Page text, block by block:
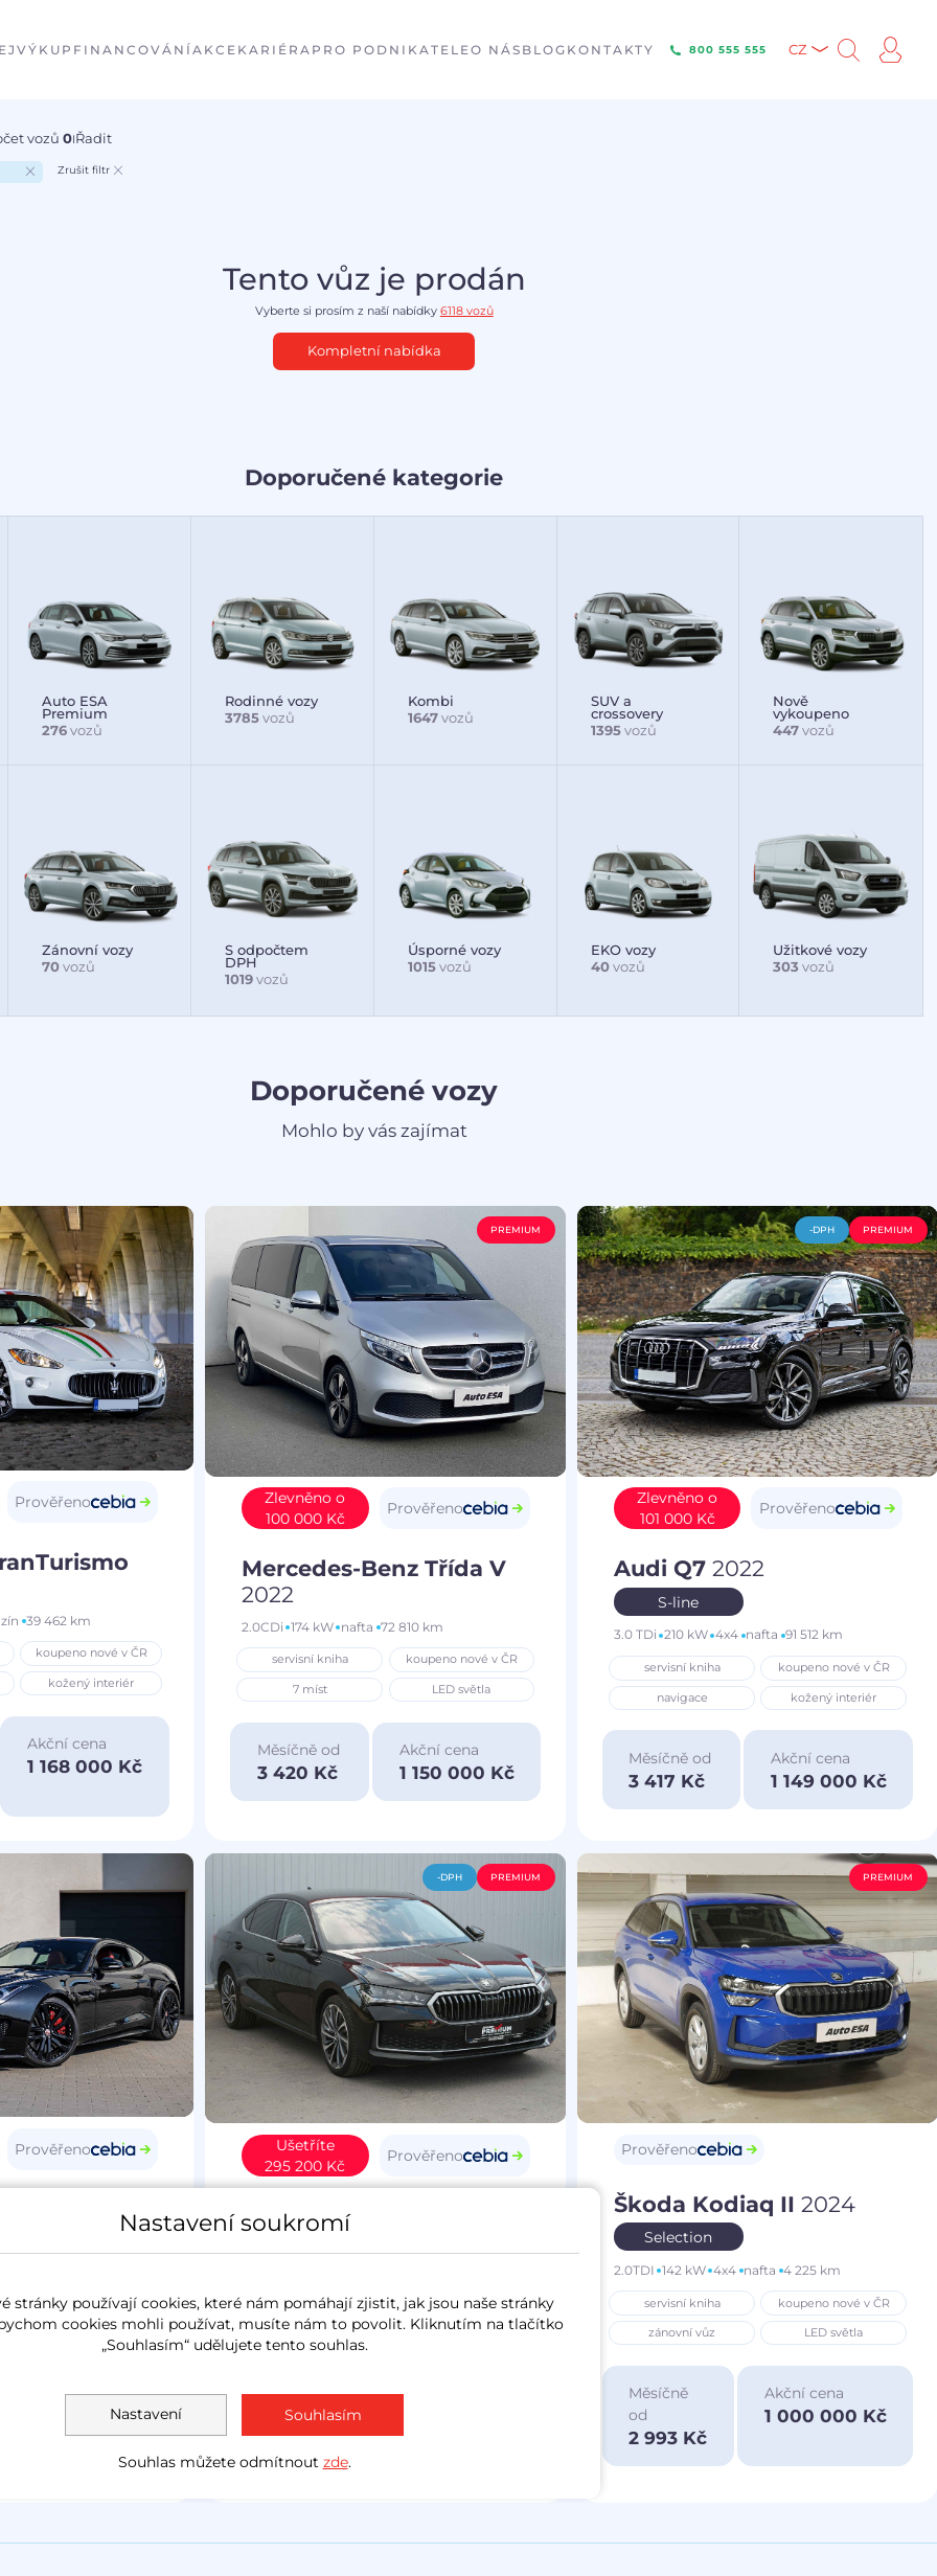
VÝKUP FINANCOVÁNÍAKCE KARIÉRA PRO PODNIKATELE O NÁS BLOG KONTAKTY 800 555 555 CZ
vozů 0IŘadit
Zrušit filtr
Tento vůz je prodán
Vyberte si prosím z naší nabídky 6118 vozů
Kompletní nabídka
Doporučené kategorie
Auto ESA
Premium
276 vozů
Rodinné vozy
3785 vozů
Kombi
1647vozů
SUV a
crossovery
1395vozů
Nově
vykoupeno
447 vozů
Zánovní vozy
70 vozů
S odpočtem
DPH
1019 vozů
Úsporné vozy
1015vozů
EKO vozy
40vozů
Užitkové vozy
303 vozů
Doporučené vozy
Mohlo by vás zajímat
Prověřeno
39 462 km
koupeno nové v ČR
kožený interiér
Akční cena
1 168 000 Kč
PREMIUM
Zlevněno o
100 000 Kč
Prověřeno
Mercedes-Benz Třída V
2022
2.0CDi 174 kW nafta 72 810 km
servisní kniha koupeno nové v ČR
7 míst LED světla
Měsíčně od
3 420 Kč
Akční cena
1 150 000 Kč
-DPH PREMIUM
Zlevněno o
101 000 Kč
Prověřeno
Audi Q7 2022
S-line
3.0 TDi 210 kW 4x4 nafta 91 512 km
servisní kniha koupeno nové v ČR
navigace kožený interiér
Měsíčně od
3 417 Kč
Akční cena
1 149 000 Kč
Prověřeno
panorama
-DPH PREMIUM
Ušetříte
295 200 Kč
Prověřeno
Škoda Superb IV
L&K
koupeno nové v ČR zánovní vůz
LED světla
Měsíčně
PREMIUM
Prověřeno
Škoda Kodiaq II 2024
Selection
2.0TDI 142 kW 4x4 nafta 4 225 km
servisní kniha koupeno nové v ČR
zánovní vůz LED světla
Měsíčně
od
2 993 Kč
Akční cena
1 000 000 Kč
Nastavení soukromí
stránky používají cookies, které nám pomáhají zjistit, jak jsou naše stránky
cookies mohli používat, musíte nám to povolit. Kliknutím na tlačítko
„Souhlasím“ udělujete tento souhlas.
Nastavení Souhlasím
Souhlas můžete odmítnout zde.